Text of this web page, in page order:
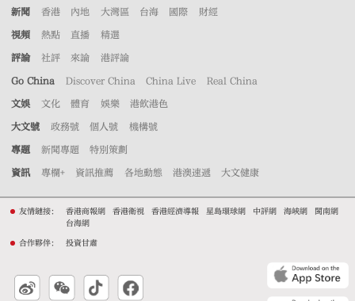
新聞 香港 內地 大灣區 台海 國際 財經
視頻 熱點 直播 精選
評論 社評 來論 港評論
Go China Discover China China Live Real China
文娛 文化 體育 娛樂 港飲港色
大文號 政務號 個人號 機構號
專題 新聞專題 特別策劃
資訊 專欄+ 資訊推薦 各地動態 港澳速遞 大文健康
友情鏈接： 香港商報網 香港衛視 香港經濟導報 星島環球網 中評網 海峽網
閩南網
台海網
合作夥伴： 投資甘肅